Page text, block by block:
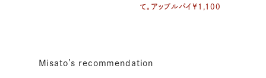
て。アップルパイ￥1,100
Misato’s recommendation